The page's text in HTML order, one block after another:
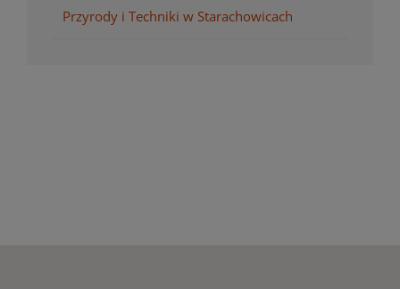
Przyrody i Techniki w Starachowicach